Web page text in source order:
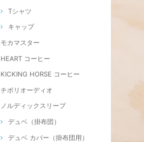
Tシャツ
キャップ
モカマスター
HEART コーヒー
KICKING HORSE コーヒー
チボリオーディオ
ノルディックスリープ
デュベ（掛布団）
デュベ カバー（掛布団用）